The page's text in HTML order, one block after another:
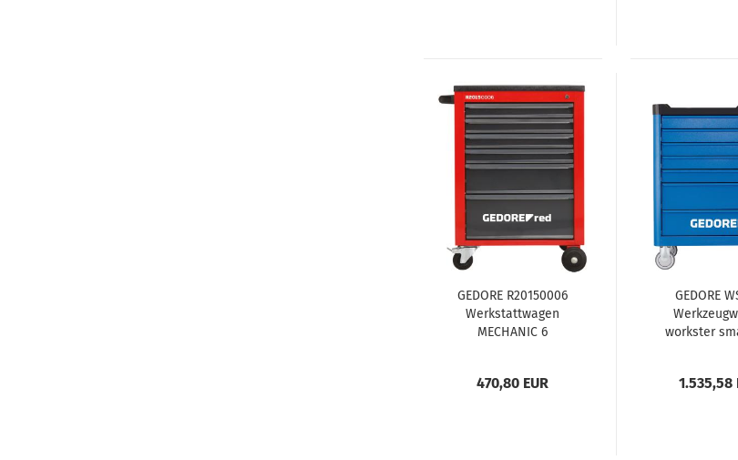
GEDORE R20150006
Werkstattwagen
MECHANIC 6
470,80 EUR
GEDORE
workster
1.535,58